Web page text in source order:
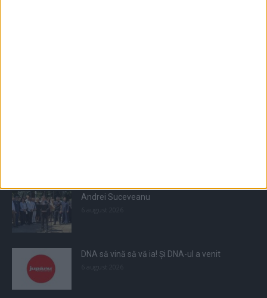
Andrei Suceveanu
DNA să vină să vă ia! Și DNA-ul a venit